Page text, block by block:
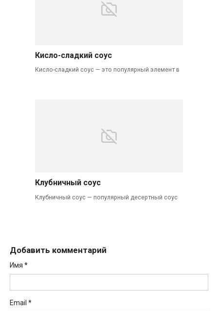
Кисло-сладкий соус
Кисло-сладкий соус — это популярный элемент в
Клубничный соус
Клубничный соус — популярный десертный соус
Добавить комментарий
Имя *
Email *